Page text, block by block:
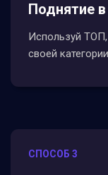
Поднятие
Используй
своей
СПОСОБ 3